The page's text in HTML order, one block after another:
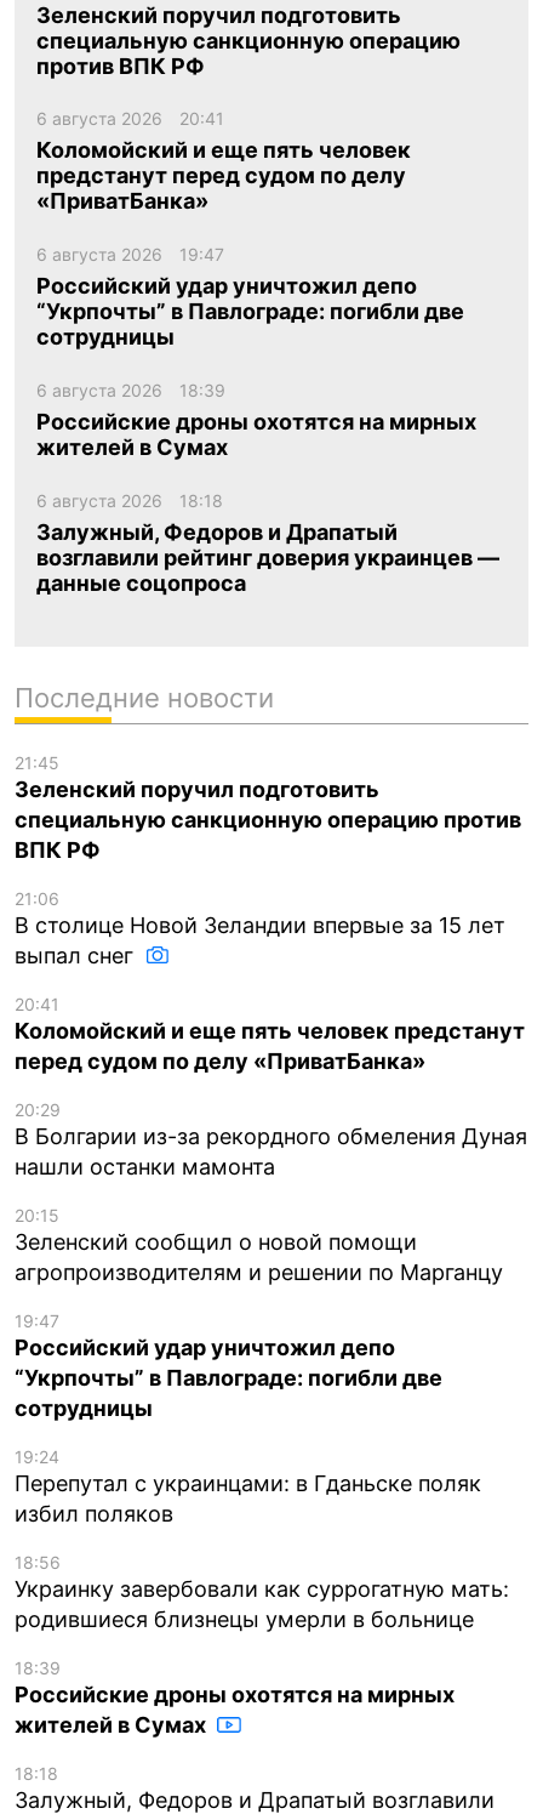
Зеленский поручил подготовить
специальную санкционную операцию
против ВПК РФ
6 августа 2026 20:41
Коломойский и еще пять человек
предстанут перед судом по делу
«ПриватБанка»
6 августа 2026 19:47
Российский удар уничтожил депо
“Укрпочты” в Павлограде: погибли две
сотрудницы
6 августа 2026 18:39
Российские дроны охотятся на мирных
жителей в Сумах
6 августа 2026 18:18
Залужный, Федоров и Драпатый
возглавили рейтинг доверия украинцев —
данные соцопроса
Последние новости
21:45
Зеленский поручил подготовить
специальную санкционную операцию против
ВПК РФ
21:06
В столице Новой Зеландии впервые за 15 лет
выпал снег
20:41
Коломойский и еще пять человек предстанут
перед судом по делу «ПриватБанка»
20:29
В Болгарии из-за рекордного обмеления Дуная
нашли останки мамонта
20:15
Зеленский сообщил о новой помощи
агропроизводителям и решении по Марганцу
19:47
Российский удар уничтожил депо
“Укрпочты” в Павлограде: погибли две
сотрудницы
19:24
Перепутал с украинцами: в Гданьске поляк
избил поляков
18:56
Украинку завербовали как суррогатную мать:
родившиеся близнецы умерли в больнице
18:39
Российские дроны охотятся на мирных
жителей в Сумах
18:18
Залужный, Федоров и Драпатый возглавили